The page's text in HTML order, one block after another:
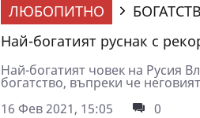
ЛЮБОПИТНО
Най-богатият руснак с
Най-богатият човек на Русия
богатство, въпреки че
16 Фев 2021, 15:05
0